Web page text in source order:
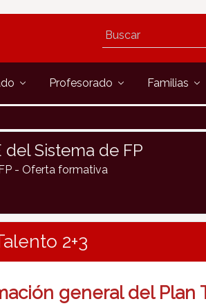
Profesorado Familias
Sistema de FP
- Oferta formativa
2+3
general del Plan